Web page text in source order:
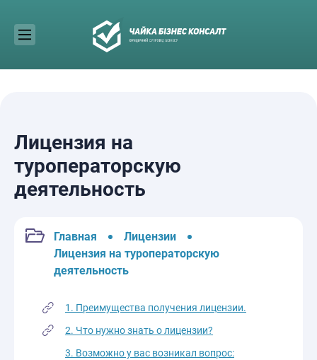
content
Лицензия на
туроператорскую
деятельность
Главная
Лицензии
Лицензия на туроператорскую
деятельность
1. Преимущества получения лицензии.
2. Что нужно знать о лицензии?
3. Возможно у вас возникал вопрос: